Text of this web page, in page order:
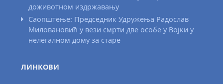
доживотном издржавању
Саопштење: Председник Удружења Радослав
Миловановић у вези смрти две особе у Војки у
нелегалном дому за старе
ЛИНКОВИ